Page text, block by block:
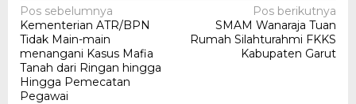
Navigasi
pos
Pos sebelumnya
Kementerian ATR/BPN
Tidak Main-main
menangani Kasus Mafia
Tanah dari Ringan hingga
Hingga Pemecatan
Pegawai
Pos berikutnya
SMAM Wanaraja Tuan
Rumah Silahturahmi FKKS
Kabupaten Garut